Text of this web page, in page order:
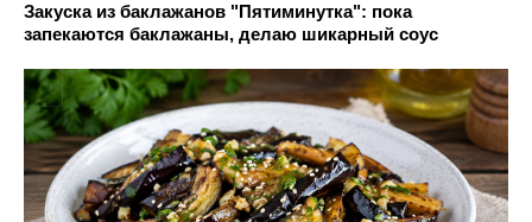
Закуска из баклажанов "Пятиминутка": пока
запекаются баклажаны, делаю шикарный соус